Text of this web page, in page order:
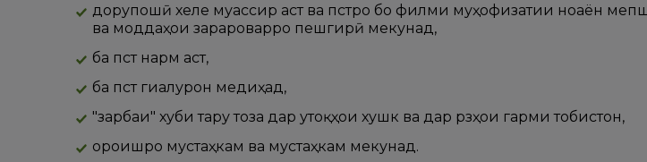
дорупошӣ хеле муассир аст ва пӯстро бо филми муҳофизатии ноаён
ва моддаҳои зарароварро пешгирӣ мекунад,
ба пӯст нарм аст,
ба пӯст гиалурон медиҳад,
"зарбаи" хуби тару тоза дар утоқҳои хушк ва дар рӯзҳои гарми тобистон,
ороишро мустаҳкам ва мустаҳкам мекунад.